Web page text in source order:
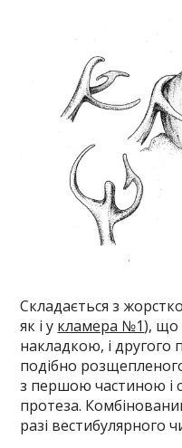
Складається з
як і у кламера №1), що
накладкою, і другого
подібно
з першою частиною і
протеза.
разі вестибулярного